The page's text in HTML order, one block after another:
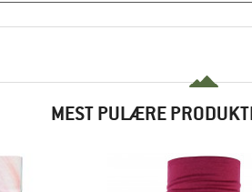
MEST PULÆRE